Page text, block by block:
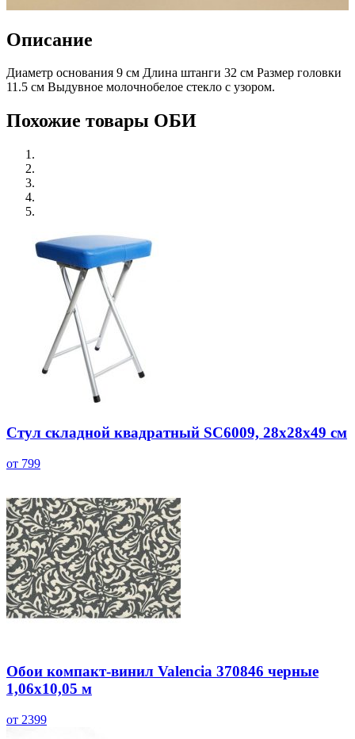
Описание
Диаметр основания 9 см Длина штанги 32 см Размер головки
11.5 см Выдувное молочнобелое стекло с узором.
Похожие товары ОБИ
Стул складной квадратный SC6009, 28x28x49 см
от 799
Обои компакт-винил Valencia 370846 черные
1,06х10,05 м
от 2399